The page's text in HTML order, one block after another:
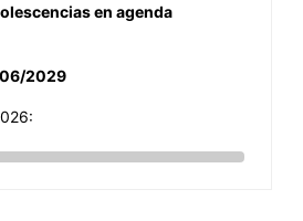
en agenda
2029